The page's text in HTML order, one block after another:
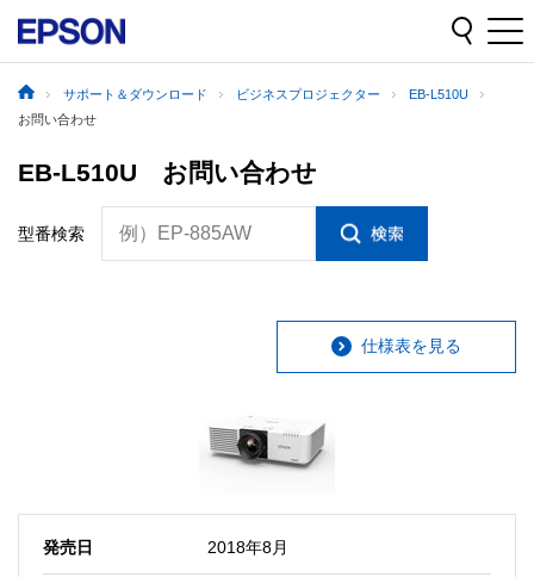
サポート＆ダウンロード ビジネスプロジェクター
EB-L510U
お問い合わせ
EB-L510U お問い合わせ
型番検索 例）EP-885AW
仕様表を見る
発売日 2018年8月